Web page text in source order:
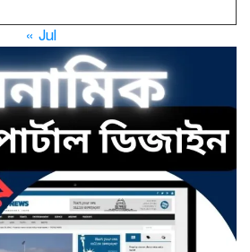
নিরব
ছাতকে এক স্কুল ছাত্রী পাশবিকতার
শিকার অভিযুক্ত
ছাতক থানার পুলিশ সদস্য সংগীতে
শ্রেষ্ঠ শিল্পী নির্বাচিত
« Jul